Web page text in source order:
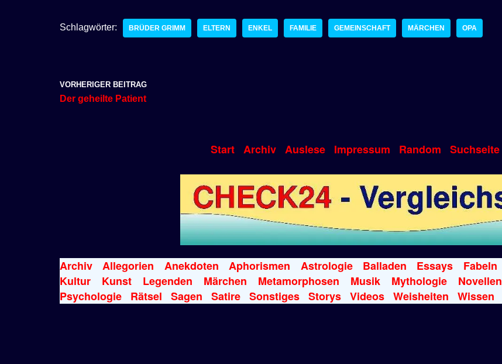
Schlagwörter: BRÜDER GRIMM ELTERN ENKEL FAMILIE GEMEINSCHAFT MÄRCHEN OPA
VORHERIGER BEITRAG
Der geheilte Patient
Start Archiv Auslese Impressum Random Suchseite
Archiv Allegorien Anekdoten Aphorismen Astrologie Balladen Essays Fabeln
Kultur
Kunst Legenden Märchen Metamorphosen Musik Mythologie Novellen
Psychologie
Rätsel Sagen Satire Sonstiges Storys Videos Weisheiten Wissen